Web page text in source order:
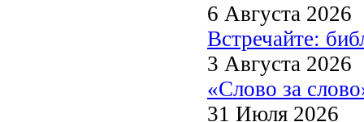
6 Августа 2026
Встречайте:
3 Августа 2026
«Слово за
31 Июля 2026